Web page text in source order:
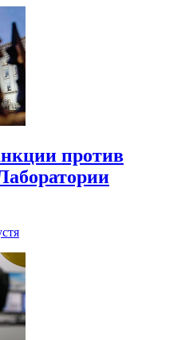
против